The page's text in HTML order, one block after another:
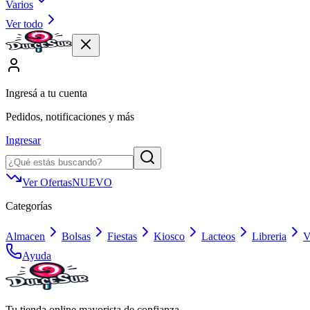
Varios
Ver todo
Ingresá a tu cuenta
Pedidos, notificaciones y más
Ingresar
Ver OfertasNUEVO
Categorías
Almacen Bolsas Fiestas Kiosco Lacteos Libreria
Ayuda